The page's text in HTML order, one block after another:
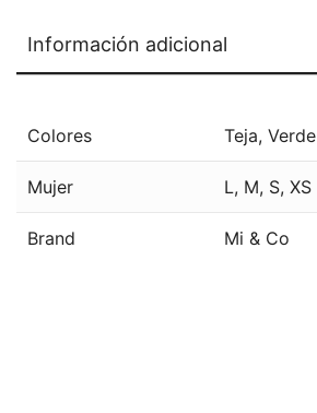
Información adicional
Colores Teja, Verde
Mujer L, M, S, XS
Brand Mi & Co